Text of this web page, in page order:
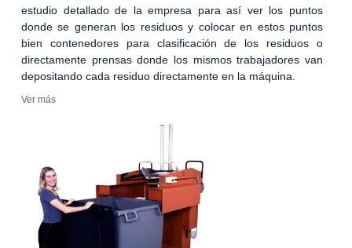
estudio detallado de la empresa para así ver los puntos
donde se generan los residuos y colocar en estos puntos
bien contenedores para clasificación de los residuos o
directamente prensas donde los mismos trabajadores van
depositando cada residuo directamente en la máquina.
Ver más